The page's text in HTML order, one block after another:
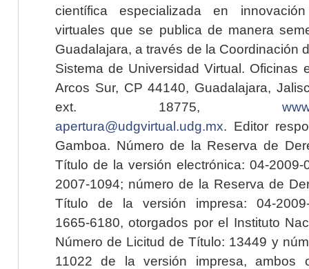
científica especializada en
virtuales que se publica de manera
Guadalajara, a través de la Coordinación
Sistema de Universidad Virtual. Oficinas
Arcos Sur, CP 44140, Guadalajara,
ext. 18775,
apertura@udgvirtual.udg.mx. Editor
Gamboa. Número de la Reserva de
Título de la versión electrónica: 04-2009-
2007-1094; número de la Reserva de
Título de la versión impresa: 04-2009-
1665-6180, otorgados por el Instituto
Número de Licitud de Título: 13449 y
11022 de la versión impresa, ambos